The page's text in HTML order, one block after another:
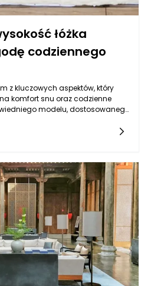
łóżka
codziennego
z kluczowych aspektów, który
komfort snu oraz codzienne
modelu, dostosowanego
producenci oferują szeroki
wysokościach, co pozwala na
Kluczowym czynnikiem
korzystające z łóżka
czy jest to tylko miejsce do
czytania, czy oglądania